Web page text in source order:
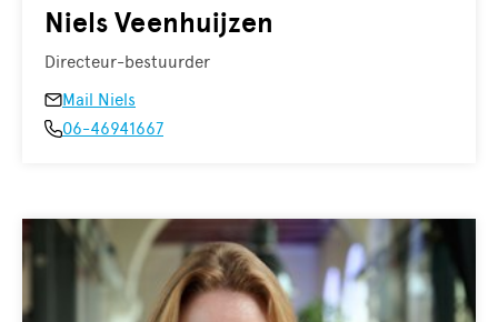
Niels Veenhuijzen
Directeur-bestuurder
Mail Niels
06-46941667